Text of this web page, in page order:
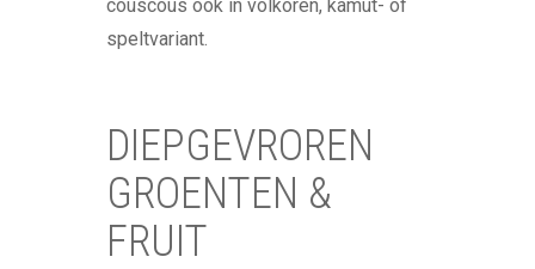
couscous ook in volkoren, kamut- of
speltvariant.
DIEPGEVROREN
GROENTEN &
FRUIT